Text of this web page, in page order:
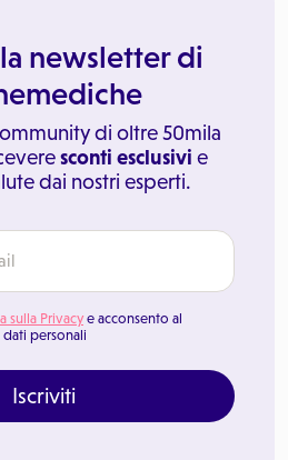
newsletter di
di oltre 50mila
sconti esclusivi e
dai nostri esperti.
sulla Privacy e acconsento al
personali
Iscriviti